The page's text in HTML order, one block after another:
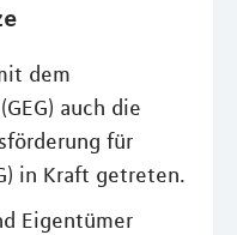
dem
auch die
für
in Kraft getreten.
Eigentümer